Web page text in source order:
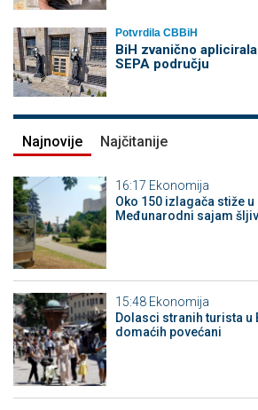
Potvrdila CBBiH
BiH zvanično
SEPA području
Najnovije Najčitanije
16:17 Ekonomija
Oko 150 izlagača stiže u
Međunarodni sajam
15:48 Ekonomija
Dolasci stranih turista u
domaćih povećani